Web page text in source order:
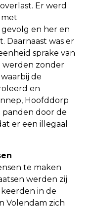
Er werd
en her en
Daarnaast was er
sprake van
werden zonder
de
en
Hoofddorp
door de
er een illegaal
te maken
werden zij
in de
Volendam zich